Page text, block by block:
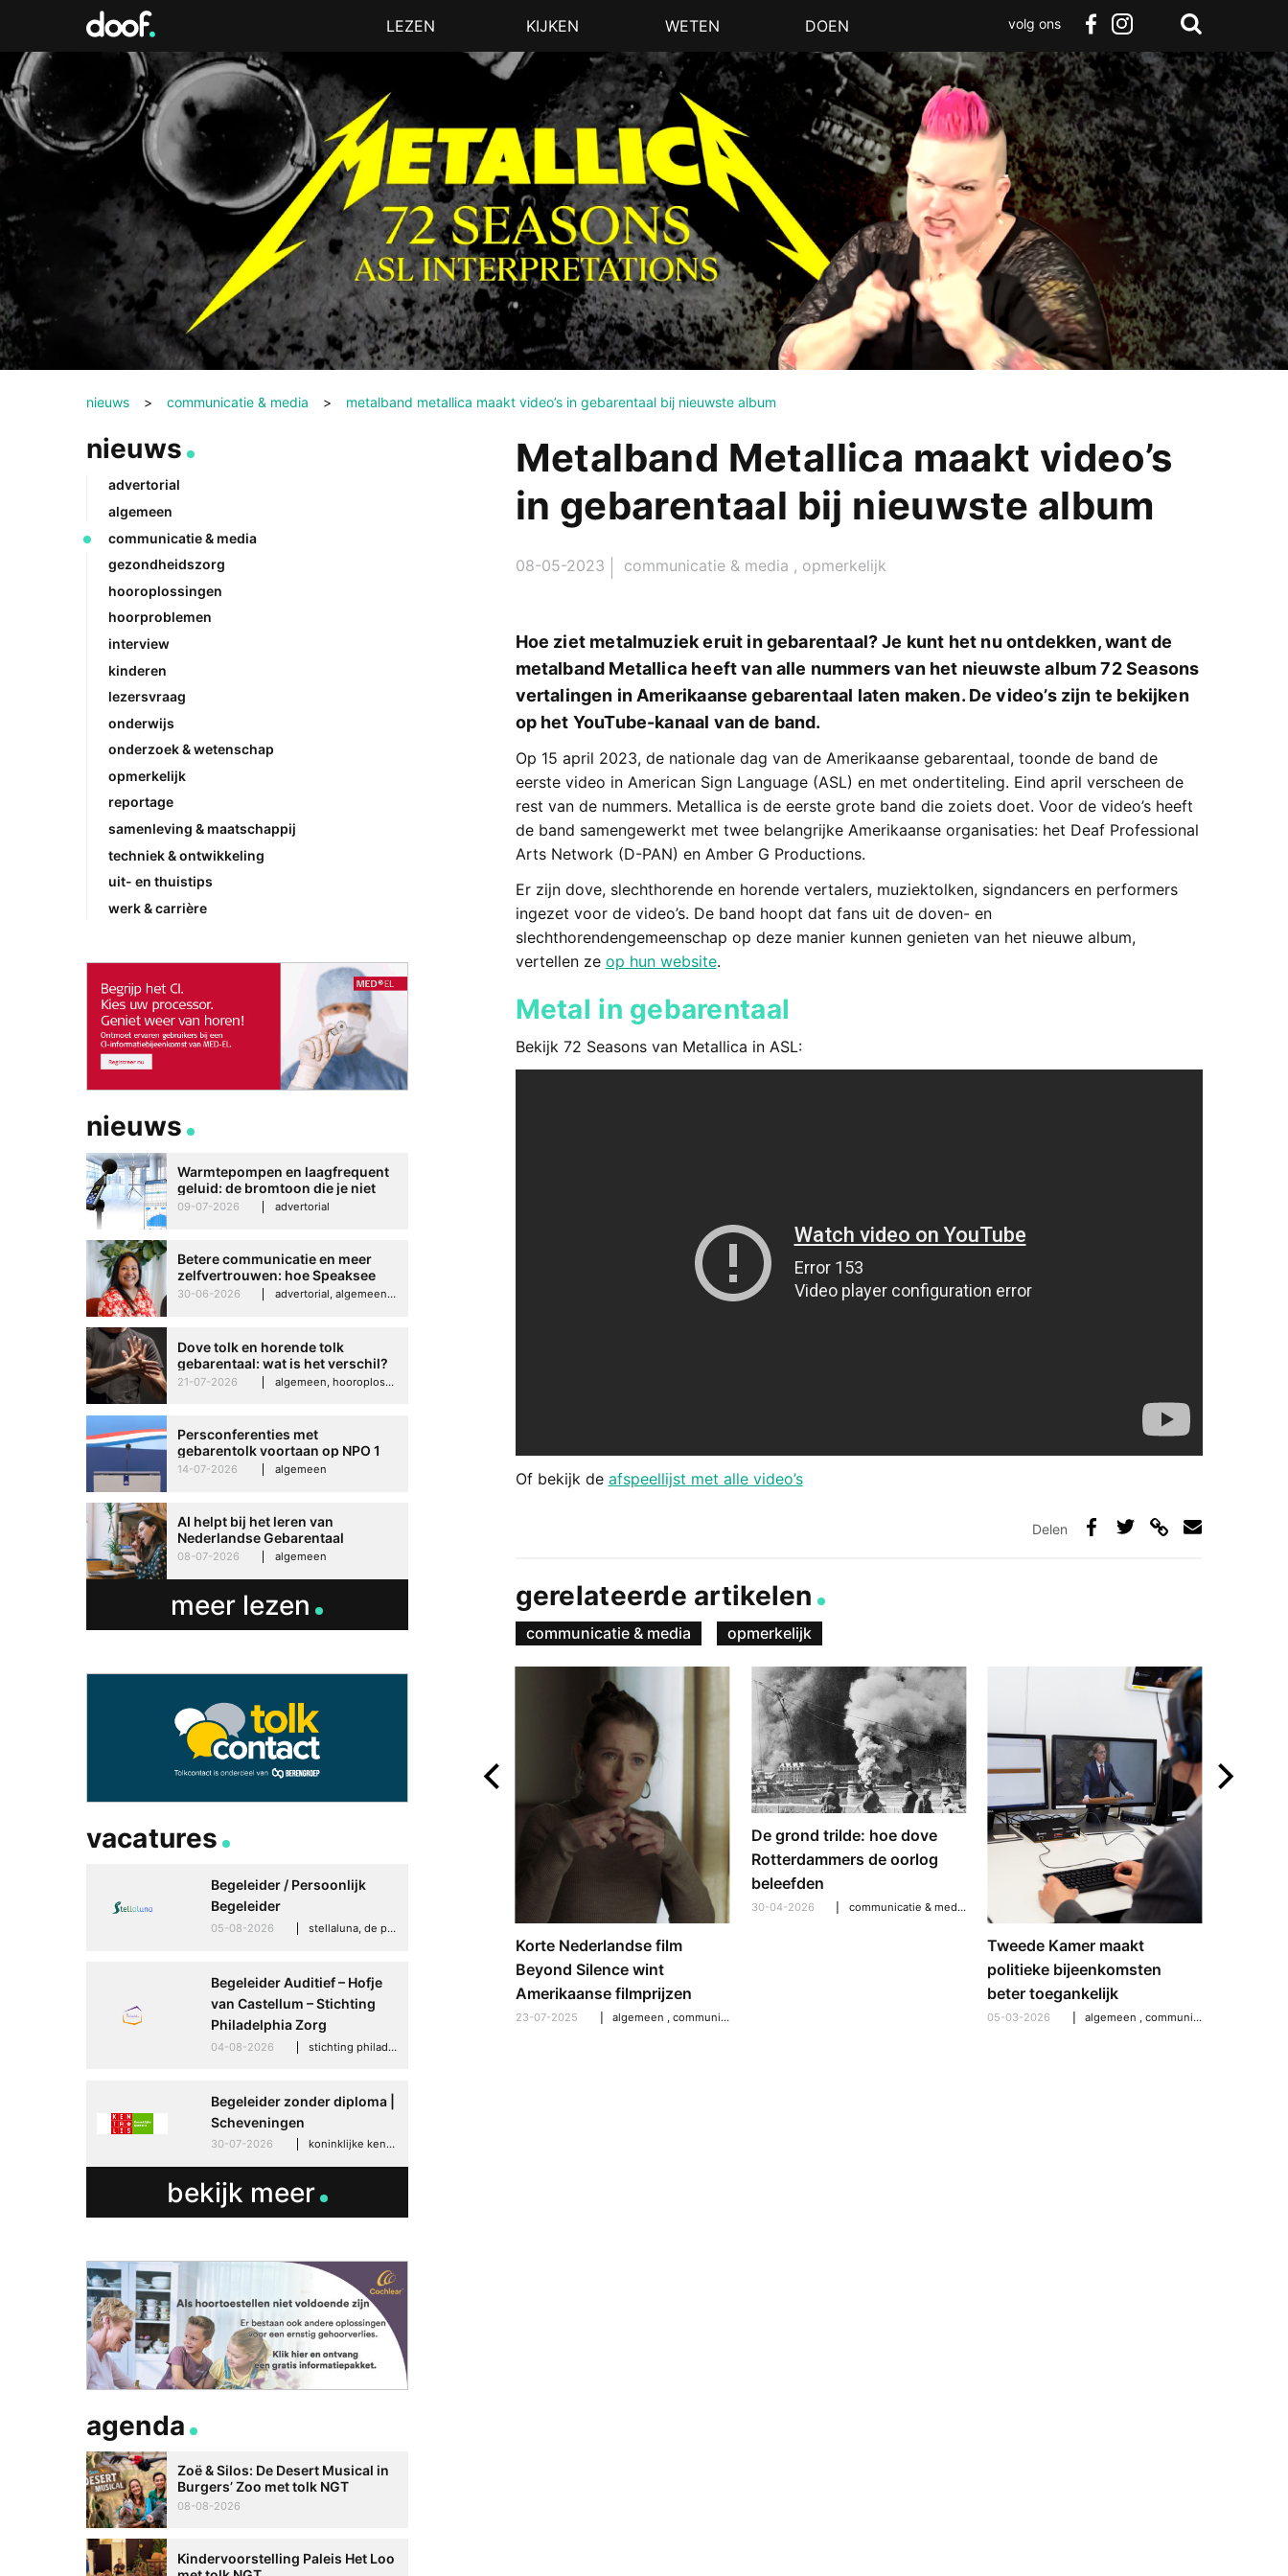
MenuLEZEN KIJKEN WETEN DOEN
volg ons
nieuws > communicatie & media > metalband metallica maakt video’s in gebarentaal bij nieuwste album
Metalband Metallica maakt video’s
in gebarentaal bij nieuwste album
08-05-2023 communicatie & media , opmerkelijk
Hoe ziet metalmuziek eruit in gebarentaal? Je kunt het nu ontdekken, want de
metalband Metallica heeft van alle nummers van het nieuwste album 72 Seasons
vertalingen in Amerikaanse gebarentaal laten maken. De video’s zijn te bekijken
op het YouTube-kanaal van de band.
Op 15 april 2023, de nationale dag van de Amerikaanse gebarentaal, toonde de band de
eerste video in American Sign Language (ASL) en met ondertiteling. Eind april verscheen de
rest van de nummers. Metallica is de eerste grote band die zoiets doet. Voor de video’s heeft
de band samengewerkt met twee belangrijke Amerikaanse organisaties: het Deaf Professional
Arts Network (D-PAN) en Amber G Productions.
Er zijn dove, slechthorende en horende vertalers, muziektolken, signdancers en performers
ingezet voor de video’s. De band hoopt dat fans uit de doven- en
slechthorendengemeenschap op deze manier kunnen genieten van het nieuwe album,
vertellen ze op hun website.
Metal in gebarentaal
Bekijk 72 Seasons van Metallica in ASL:
Of bekijk de afspeellijst met alle video’s
Delen
gerelateerde artikelen
communicatie & media opmerkelijk
De grond trilde: hoe dove
Rotterdammers de oorlog
beleefden
30-04-2026 communicatie & media
Tweede Kamer maakt
politieke bijeenkomsten
beter toegankelijk
05-03-2026 algemeen ,communicatie & media
dovengemeenschap
28-07-2025 ,samenleving & maatschappij,uit- en thuistips
Korte Nederlandse film
Beyond Silence wint
Amerikaanse filmprijzen
23-07-2025 algemeen ,communicatie & media
nieuws
advertorial
algemeen
communicatie & media
gezondheidszorg
hooroplossingen
hoorproblemen
interview
kinderen
lezersvraag
onderwijs
onderzoek & wetenschap
opmerkelijk
reportage
samenleving & maatschappij
techniek & ontwikkeling
uit- en thuistips
werk & carrière
nieuws
Warmtepompen en laagfrequent
geluid: de bromtoon die je niet
kunt negeren
09-07-2026 advertorial
Betere communicatie en meer
zelfvertrouwen: hoe Speaksee
Imelda helpt om te groeien in
30-06-2026 advertorial, algemeen, hooroplossingen, interview
Dove tolk en horende tolk
gebarentaal: wat is het verschil?
21-07-2026 algemeen, hooroplossingen, hoorproblemen, samenleving & maatschappij
Persconferenties met
gebarentolk voortaan op NPO 1
Extra
14-07-2026 algemeen
AI helpt bij het leren van
Nederlandse Gebarentaal
08-07-2026 algemeen
meer lezen
vacatures
Begeleider / Persoonlijk
Begeleider
05-08-2026 stellaluna, de punt (drenthe)
Begeleider Auditief – Hofje
van Castellum – Stichting
Philadelphia Zorg
04-08-2026 stichting philadelphia zorg, den haag
Begeleider zonder diploma |
Scheveningen
30-07-2026 koninklijke kentalis, scheveningen
bekijk meer
agenda
Zoë & Silos: De Desert Musical in
Burgers’ Zoo met tolk NGT
08-08-2026
Kindervoorstelling Paleis Het Loo
Doof.nl
Zoeken
Terug
naar
boven